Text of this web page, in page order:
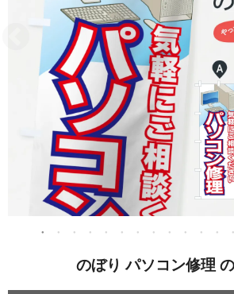
のぼり パソコン修理